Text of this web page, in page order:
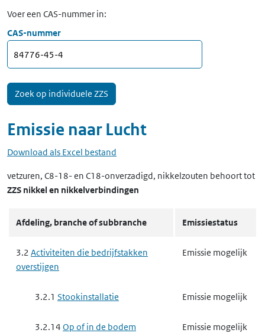
Voer een CAS-nummer in:
CAS-nummer
Emissie naar Lucht
Download als Excel bestand
vetzuren, C8-18- en C18-onverzadigd, nikkelzouten behoort tot
ZZS nikkel en nikkelverbindingen
Afdeling, branche of subbranche Emissiestatus
3.2 Activiteiten die bedrijfstakken
overstijgen
Emissie mogelijk
3.2.1 Stookinstallatie Emissie mogelijk
3.2.14 Op of in de bodem
Emissie mogelijk